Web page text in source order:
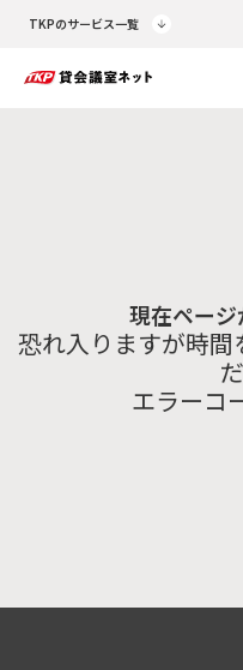
TKPのサービス一覧
現在ペー
恐れ入りますが時間
エラーコ